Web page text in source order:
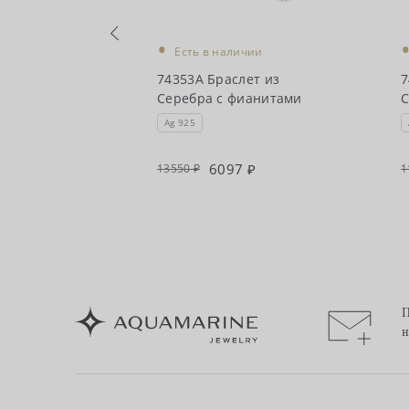
• Есть в наличии
74353А Браслет из
Серебра с фианитами
Ag 925
13550 6097